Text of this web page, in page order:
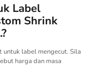
Label
Shrink
label mengecut. Sila
harga dan masa